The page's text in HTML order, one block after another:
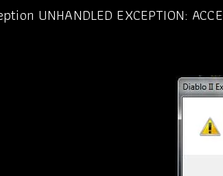
UNHANDLED EXCEPTION: